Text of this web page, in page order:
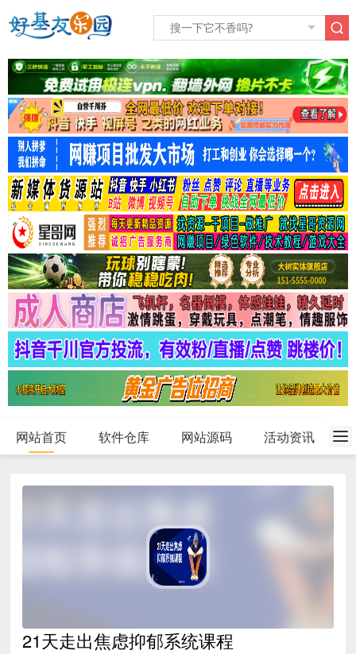
网站首页 软件仓库 网站源码 活动资讯
21天走出焦虑抑郁系统课程